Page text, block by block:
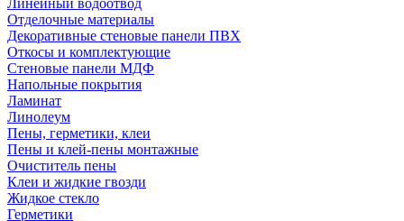
Линейный водоотвод
Отделочные материалы
Декоративные стеновые панели ПВХ
Откосы и комплектующие
Стеновые панели МДФ
Напольные покрытия
Ламинат
Линолеум
Пены, герметики, клеи
Пены и клей-пены монтажные
Очиститель пены
Клеи и жидкие гвозди
Жидкое стекло
Герметики